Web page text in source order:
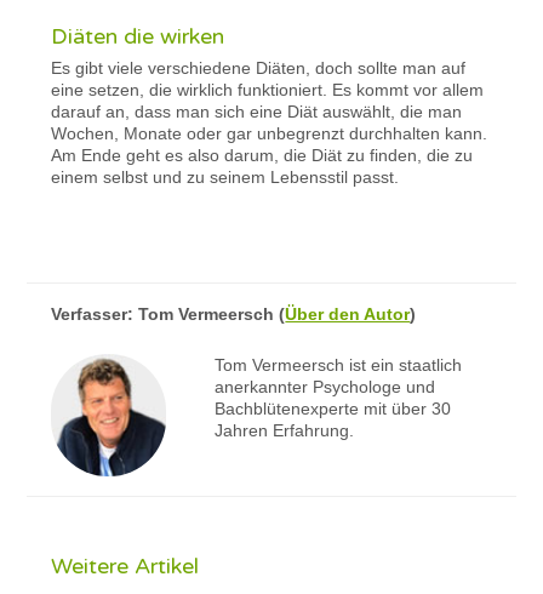
Diäten die wirken
Es gibt viele verschiedene Diäten, doch sollte man auf
eine setzen, die wirklich funktioniert. Es kommt vor allem
darauf an, dass man sich eine Diät auswählt, die man
Wochen, Monate oder gar unbegrenzt durchhalten kann.
Am Ende geht es also darum, die Diät zu finden, die zu
einem selbst und zu seinem Lebensstil passt.
Verfasser:Tom Vermeersch (Über den Autor)
Tom Vermeersch ist ein staatlich
anerkannter Psychologe und
Bachblütenexperte mit über 30
Jahren Erfahrung.
Weitere Artikel